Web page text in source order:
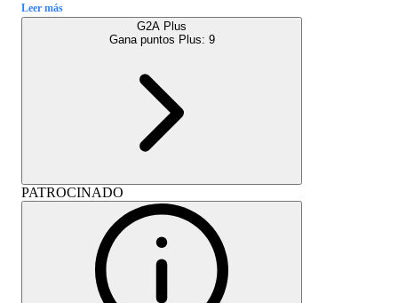
Leer más
G2A Plus
Gana puntos Plus: 9
PATROCINADO